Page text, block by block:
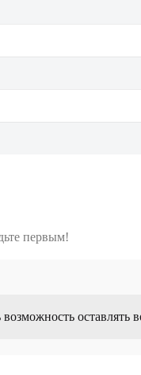
первым!
оставлять